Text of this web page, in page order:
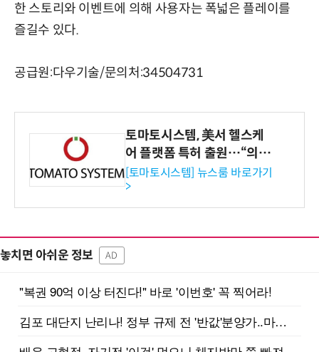
한 스토리와 이벤트에 의해 사용자는 폭넓은 플레이를
즐길수 있다.
공급원:다우기술/문의처:34504731
토마토시스템, 美서 헬스케
어 플랫폼 특허 출원…“의료
기관·보험사 공략”
[토마토시스템] 뉴스룸 바로가기
>
놓치면 아쉬운 정보 AD